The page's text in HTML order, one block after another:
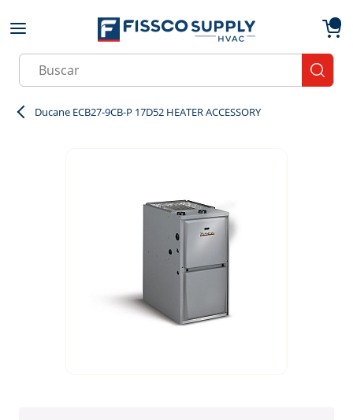
Skip to main content
Site Search
Ducane ECB27-9CB-P 17D52 HEATER ACCESSORY